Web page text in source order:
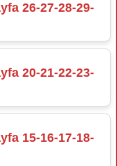
26-27-28-29-
20-21-22-23-
15-16-17-18-